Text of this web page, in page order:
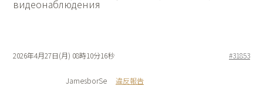
видеонаблюдения
2026年4月27日(月) 08時10分16秒 #31853
JamesborSe 違反報告